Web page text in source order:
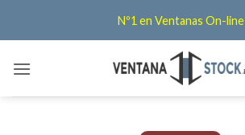
Nº1 en Ventanas On-line